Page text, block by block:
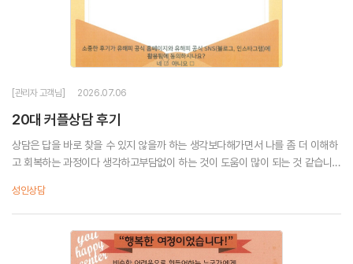
[관리자 고객님] 2026.07.06
20대 커플상담 후기
상담은 답을 바로 찾을 수 있지 않을까 하는 생각보다해가면서 나를 좀 더 이해하
고 회복하는 과정이다 생각하고부담없이 하는 것이 도움이 많이 되는 것 같습니
성인상담